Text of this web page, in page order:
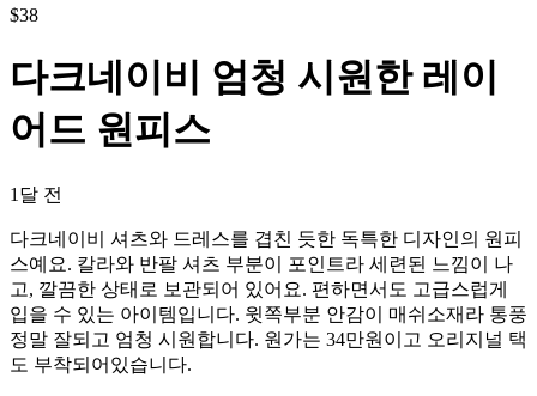
$38
다크네이비 엄청 시원한 레이
어드 원피스
1달 전
다크네이비 셔츠와 드레스를 겹친 듯한 독특한 디자인의 원피
스예요. 칼라와 반팔 셔츠 부분이 포인트라 세련된 느낌이 나
고, 깔끔한 상태로 보관되어 있어요. 편하면서도 고급스럽게
입을 수 있는 아이템입니다. 윗쪽부분 안감이 매쉬소재라 통풍
정말 잘되고 엄청 시원합니다. 원가는 34만원이고 오리지널 택
도 부착되어있습니다.